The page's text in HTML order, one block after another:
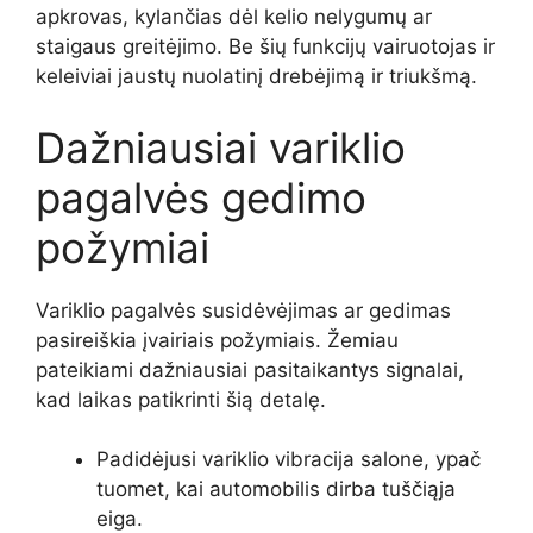
apkrovas, kylančias dėl kelio nelygumų ar
staigaus greitėjimo. Be šių funkcijų vairuotojas ir
keleiviai jaustų nuolatinį drebėjimą ir triukšmą.
Dažniausiai variklio
pagalvės gedimo
požymiai
Variklio pagalvės susidėvėjimas ar gedimas
pasireiškia įvairiais požymiais. Žemiau
pateikiami dažniausiai pasitaikantys signalai,
kad laikas patikrinti šią detalę.
Padidėjusi variklio vibracija salone, ypač
tuomet, kai automobilis dirba tuščiąja
eiga.